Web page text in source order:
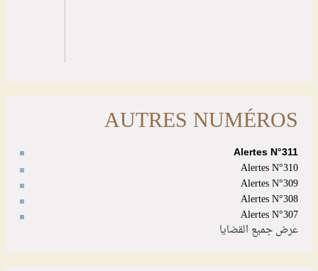
AUTRES NUMÉROS
Alertes N°311
Alertes N°310
Alertes N°309
Alertes N°308
Alertes N°307
عرض جميع القضايا